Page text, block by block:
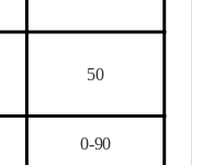
50
0-90